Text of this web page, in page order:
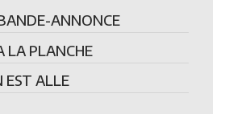
ANNONCE
LA PLANCHE
EST ALLE